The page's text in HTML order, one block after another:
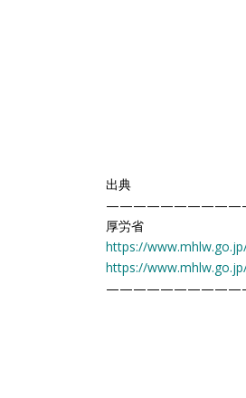
出典
厚労省
https://
https://